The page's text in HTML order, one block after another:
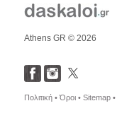
Athens GR © 2026
Πολιτική •Όροι • Sitemap •